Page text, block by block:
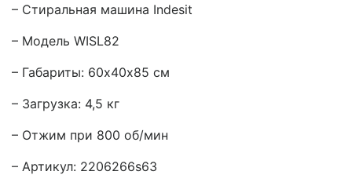
– Стиральная машина Indesit
– Модель WISL82
– Габариты: 60х40х85 см
– Загрузка: 4,5 кг
– Отжим при 800 об/мин
– Артикул: 2206266s63